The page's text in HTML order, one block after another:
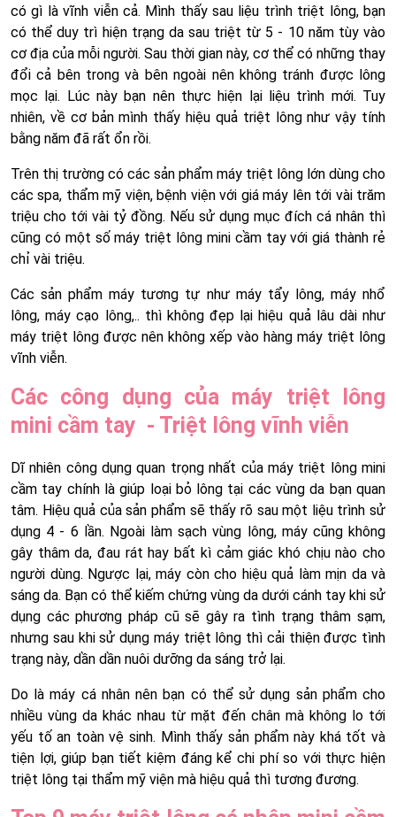
có gì là vĩnh viễn cả. Mình thấy sau liệu trình triệt lông, bạn
có thể duy trì hiện trạng da sau triệt từ 5 - 10 năm tùy vào
cơ địa của mỗi người. Sau thời gian này, cơ thể có những thay
đổi cả bên trong và bên ngoài nên không tránh được lông
mọc lại. Lúc này bạn nên thực hiện lại liệu trình mới. Tuy
nhiên, về cơ bản mình thấy hiệu quả triệt lông như vậy tính
bằng năm đã rất ổn rồi.
Trên thị trường có các sản phẩm máy triệt lông lớn dùng cho
các spa, thẩm mỹ viện, bệnh viện với giá máy lên tới vài trăm
triệu cho tới vài tỷ đồng. Nếu sử dụng mục đích cá nhân thì
cũng có một số máy triệt lông mini cầm tay với giá thành rẻ
chỉ vài triệu.
Các sản phẩm máy tương tự như máy tẩy lông, máy nhổ
lông, máy cạo lông,.. thì không đẹp lại hiệu quả lâu dài như
máy triệt lông được nên không xếp vào hàng máy triệt lông
vĩnh viễn.
Các công dụng của máy triệt lông
mini cầm tay - Triệt lông vĩnh viễn
Dĩ nhiên công dụng quan trọng nhất của máy triệt lông mini
cầm tay chính là giúp loại bỏ lông tại các vùng da bạn quan
tâm. Hiệu quả của sản phẩm sẽ thấy rõ sau một liệu trình sử
dụng 4 - 6 lần. Ngoài làm sạch vùng lông, máy cũng không
gây thâm da, đau rát hay bất kì cảm giác khó chịu nào cho
người dùng. Ngược lại, máy còn cho hiệu quả làm mịn da và
sáng da. Bạn có thể kiếm chứng vùng da dưới cánh tay khi sử
dụng các phương pháp cũ sẽ gây ra tình trạng thâm sạm,
nhưng sau khi sử dụng máy triệt lông thì cải thiện được tình
trạng này, dần dần nuôi dưỡng da sáng trở lại.
Do là máy cá nhân nên bạn có thể sử dụng sản phẩm cho
nhiều vùng da khác nhau từ mặt đến chân mà không lo tới
yếu tố an toàn vệ sinh. Mình thấy sản phẩm này khá tốt và
tiện lợi, giúp bạn tiết kiệm đáng kể chi phí so với thực hiện
triệt lông tại thẩm mỹ viện mà hiệu quả thì tương đương.